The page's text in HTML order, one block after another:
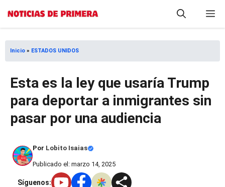
Saltar
contenido
Inicio » ESTADOS UNIDOS
Esta es la ley que usaría Trump
para deportar a inmigrantes sin
pasar por una audiencia
Por Lobito Isaias
Publicado el: marzo 14, 2025
Síguenos: